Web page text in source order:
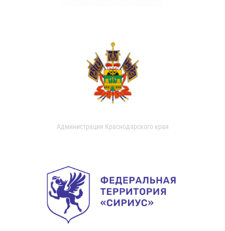
Администрация Краснодарского края